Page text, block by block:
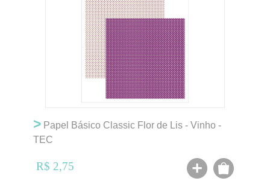
> Papel Básico Classic Flor de Lis - Vinho -
TEC
R$ 2,75